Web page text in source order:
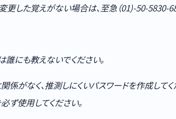
更した覚えがない場合は、至急（01)-50-5830-
誰にも教えないでください。
係がなく、推測しにくいパスワードを作成してく
ず使用してください。